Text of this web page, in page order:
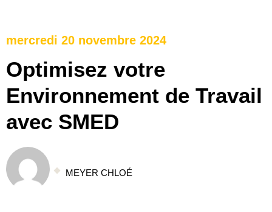
mercredi 20 novembre 2024
Optimisez votre
Environnement de Travail
avec SMED
MEYER CHLOÉ